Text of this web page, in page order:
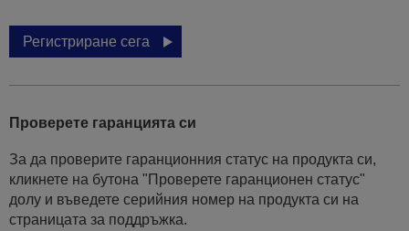
Регистриране сега
Проверете гаранцията си
За да проверите гаранционния статус на продукта си,
кликнете на бутона "Проверете гаранционен статус"
долу и въведете серийния номер на продукта си на
страницата за поддръжка.